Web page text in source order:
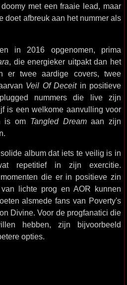
met een fraaie lead, maar
doet afbreuk aan het nummer als
in 2016 opgenomen, prima
, die energieker uitpakt dan het
er twee aardige covers, twee
Veil Of Deceitin positieve
nummers die live zijn
is een welkome aanvulling voor
is om Tangled Dreamaan zijn
album dat iets te veilig is in
repetitief in zijn exercitie.
die er in positieve zin
lichte prog en AOR kunnen
alsmede fans van Poverty's
Divine. Voor de progfanatici die
hebben, zijn bijvoorbeeld
opties.